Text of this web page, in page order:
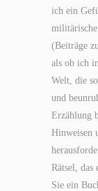
ich ein
(Beiträge
als ob ich
Welt, die
und
Erzählung
Hinweisen
Rätsel, das
Sie ein